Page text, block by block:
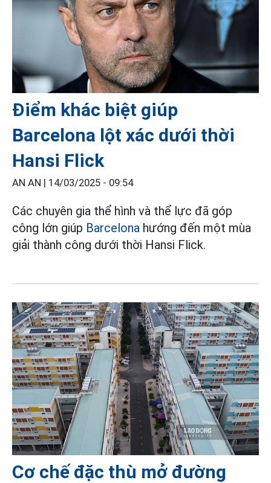
Điểm khác biệt giúp
Barcelona lột xác dưới thời
Hansi Flick
AN AN | 14/03/2025 - 09:54
Các chuyên gia thể hình và thể lực đã góp
công lớn giúp Barcelona hướng đến một mùa
giải thành công dưới thời Hansi Flick.
Cơ chế đặc thù mở đường